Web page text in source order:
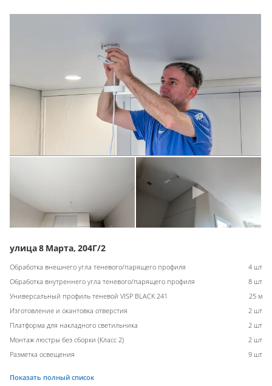
улица 8 Марта, 204Г/2
Обработка внешнего угла теневого/парящего профиля
4 шт
Обработка внутреннего угла теневого/парящего профиля
8 шт
Универсальный профиль теневой VISP BLACK 241
25 м
Изготовление и окантовка отверстия
2 шт
Платформа для накладного светильника
2 шт
Монтаж люстры без сборки (Класс 2)
2 шт
Разметка освещения
9 шт
Показать полный список